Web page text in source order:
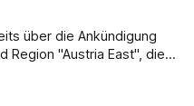
über die Ankündigung
Region "Austria East", die
dürfen). Das